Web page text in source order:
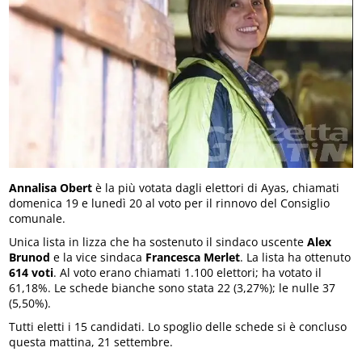
Annalisa Obert è la più votata dagli elettori di Ayas, chiamati
domenica 19 e lunedì 20 al voto per il rinnovo del Consiglio
comunale.
Unica lista in lizza che ha sostenuto il sindaco uscenteAlex
Brunod e la vice sindaca Francesca Merlet. La lista ha ottenuto
614 voti. Al voto erano chiamati 1.100 elettori; ha votato il
61,18%. Le schede bianche sono stata 22 (3,27%); le nulle 37
(5,50%).
Tutti eletti i 15 candidati. Lo spoglio delle schede si è concluso
questa mattina, 21 settembre.